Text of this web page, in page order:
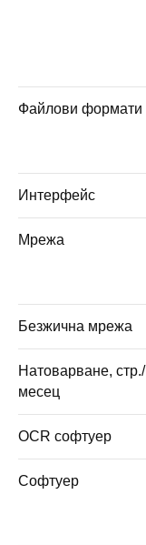
Файлови формати
Интерфейс
Мрежа
Безжична мрежа
Натоварване, стр./
месец
OCR софтуер
Софтуер